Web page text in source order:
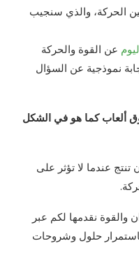
الحركة، والذي سنجيب
عن القوة والحركة
نموذجية عن السؤال
ألعاب كما هو في الشكل
تنتج عندما لا تؤثر على
والقوة نقدمها لكم عبر
حلول وشروحات